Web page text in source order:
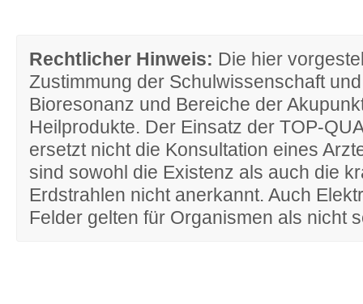
Rechtlicher Hinweis: Die hier
Zustimmung der Schulwissenschaft
Bioresonanz und Bereiche der
Heilprodukte. Der Einsatz der TOP-
ersetzt nicht die Konsultation eines
sind sowohl die Existenz als auch die
Erdstrahlen nicht anerkannt. Auch
Felder gelten für Organismen als nicht